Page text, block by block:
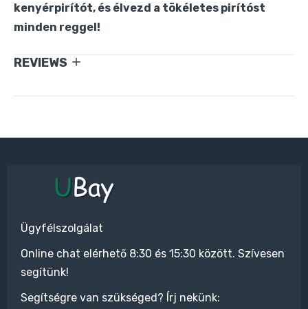
kenyérpirítót, és élvezd a tökéletes pirítóst
minden reggel!
REVIEWS
Ügyfélszolgálat
Online chat elérhető 8:30 és 15:30 között. Szívesen
segítünk!
Segítségre van szükséged? Írj nekünk: